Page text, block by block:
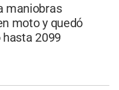
maniobras
moto y quedó
2099